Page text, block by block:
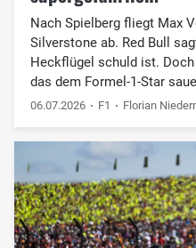
Nach Spielberg fliegt Max
Silverstone ab. Red Bull
Heckflügel schuld ist.
das dem Formel-1-Star
06.07.2026 F1 Florian